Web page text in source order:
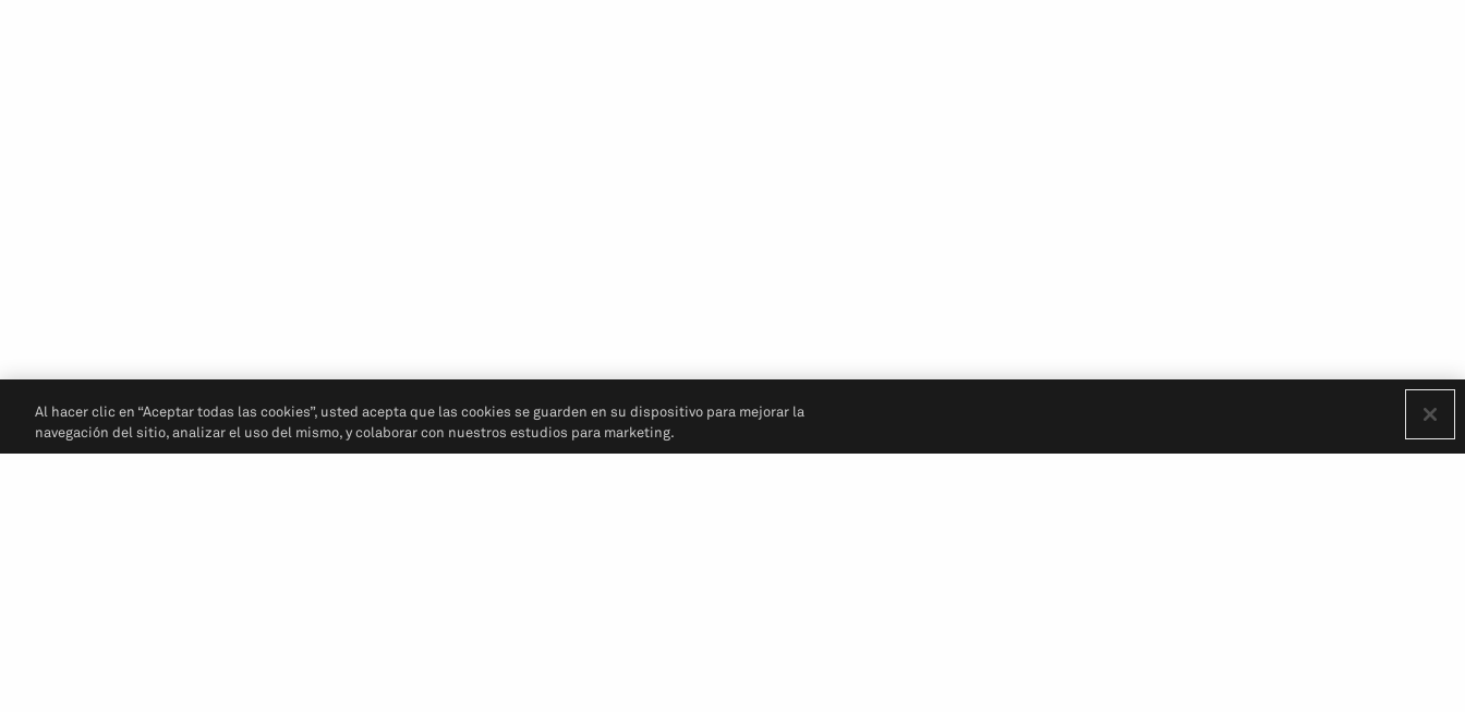
Al hacer clic en “Aceptar todas las cookies”, usted acepta que las cookies se guarden en su dispositivo para mejorar la
navegación del sitio, analizar el uso del mismo, y colaborar con nuestros estudios para marketing.